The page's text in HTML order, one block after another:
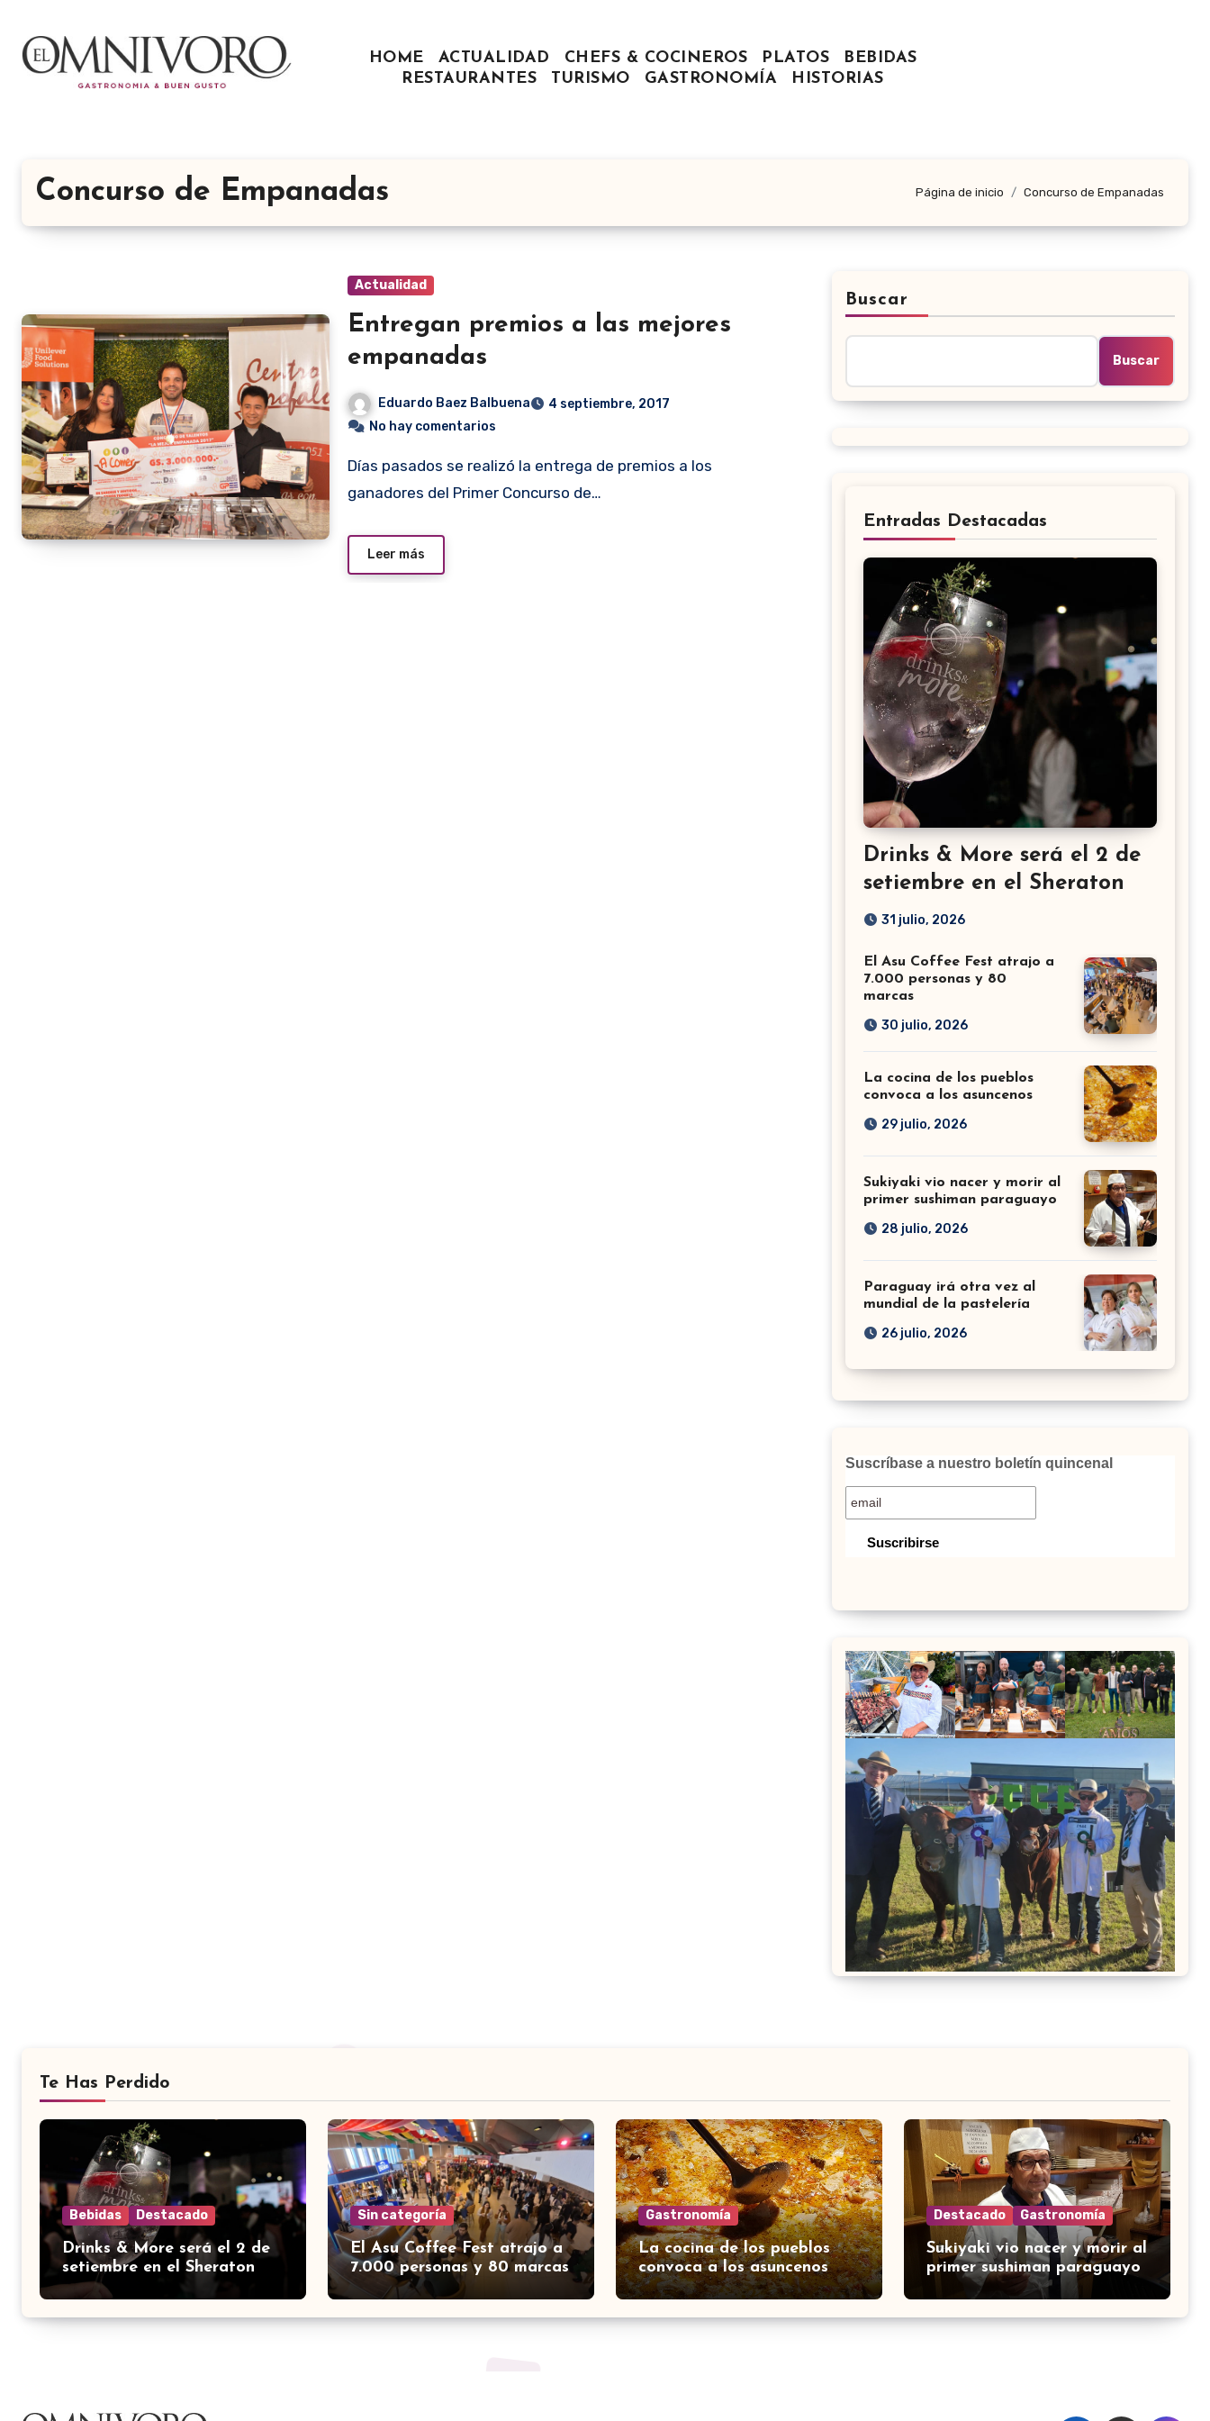
contenido
HOME ACTUALIDAD CHEFS & COCINEROS PLATOS
BEBIDAS
RESTAURANTES
TURISMO GASTRONOMÍA HISTORIAS
Concurso de Empanadas Página de inicio Concurso de Empanadas
Actualidad
Entregan premios a las mejores
empanadas
Eduardo Baez Balbuena
4 septiembre, 2017
No hay comentarios
Días pasados se realizó la entrega de premios a los
ganadores del Primer Concurso de…
Leer más
Buscar
Buscar
Entradas Destacadas
Drinks & More será el 2 de
setiembre en el Sheraton
31 julio, 2026
El Asu Coffee Fest atrajo a
7.000 personas y 80
marcas
30 julio, 2026
La cocina de los pueblos
convoca a los asuncenos
29 julio, 2026
Sukiyaki vio nacer y morir al
primer sushiman paraguayo
28 julio, 2026
Paraguay irá otra vez al
mundial de la pastelería
26 julio, 2026
Suscríbase a nuestro boletín quincenal
Te Has Perdido
Bebidas Destacado
Drinks & More será el 2 de
setiembre en el Sheraton
Sin categoría
El Asu Coffee Fest atrajo a
7.000 personas y 80 marcas
Gastronomía
La cocina de los pueblos
convoca a los asuncenos
Destacado Gastronomía
Sukiyaki vio nacer y morir al
primer sushiman paraguayo